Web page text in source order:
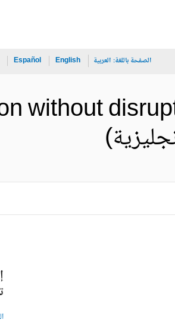
الصفحة باللغة: العربية English
Español
without